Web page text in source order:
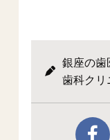
銀座の歯
歯科クリ